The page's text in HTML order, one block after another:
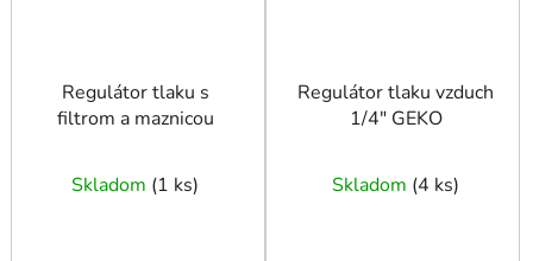
Regulátor tlaku s
filtrom a maznicou
Skladom (1 ks)
Regulátor tlaku vzduch
1/4" GEKO
Skladom (4 ks)